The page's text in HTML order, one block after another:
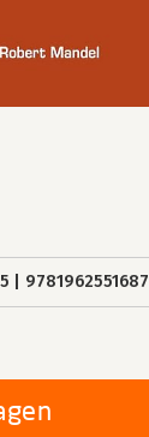
9781962551687